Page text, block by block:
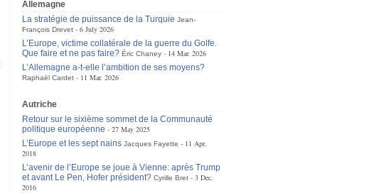
Allemagne
La stratégie de puissance de la Turquie Jean-
François Drevet
6 July 2026
L’Europe, victime collatérale de la guerre du Golfe.
Que faire et ne pas faire? Éric Chaney
14 Mar. 2026
L’Allemagne a-t-elle l’ambition de ses moyens?
Raphaël Cardet 11 Mar. 2026
Autriche
Retour sur le sixième sommet de la Communauté
politique européenne
27 May 2025
L’Europe et les sept nains Jacques Fayette
11 Apr.
2018
L’avenir de l’Europe se joue à Vienne: après Trump
et avant Le Pen, Hofer président? Cyrille Bret
3 Dec.
2016